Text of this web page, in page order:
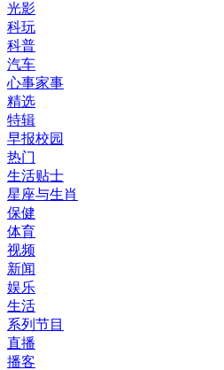
光影
科玩
科普
汽车
心事家事
精选
特辑
早报校园
热门
生活贴士
星座与生肖
保健
体育
视频
新闻
娱乐
生活
系列节目
直播
播客